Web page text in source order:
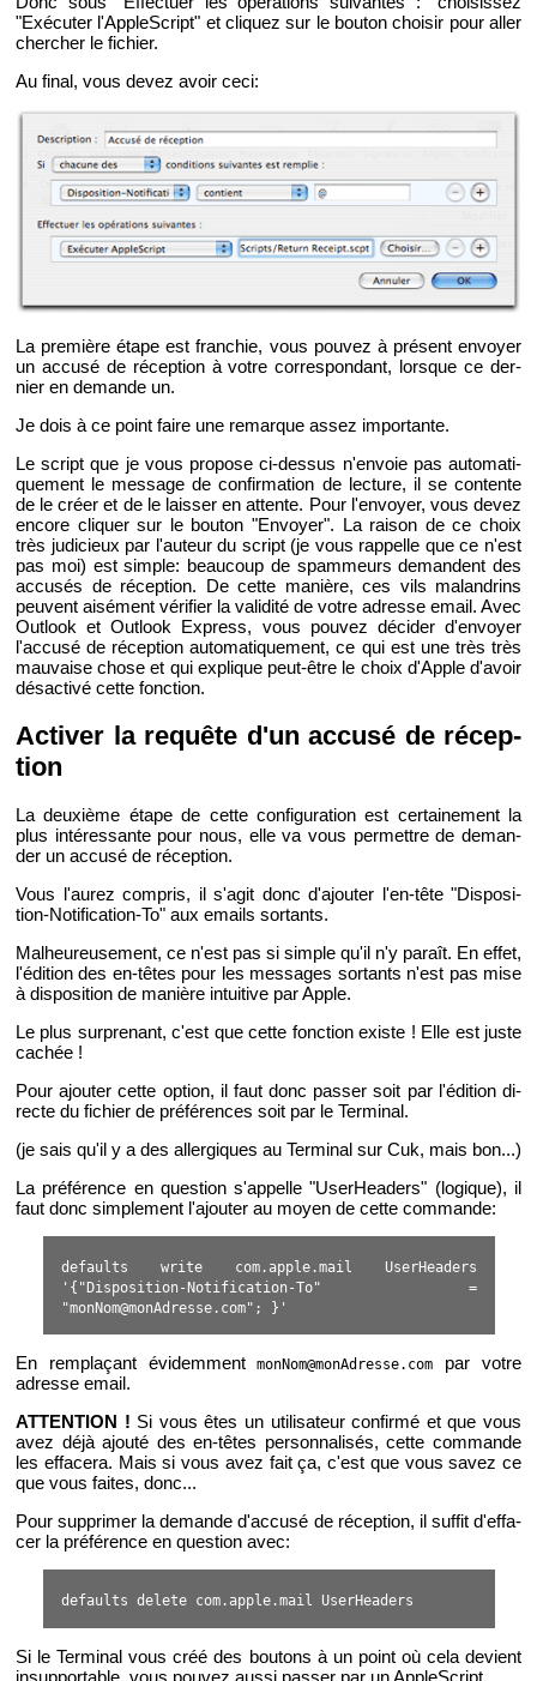
"Exé­cu­ter l'Ap­pleS­cript" et cli­quez sur le bou­ton choi­sir pour aller
cher­cher le fi­chier.
Au final, vous devez avoir ceci:
La pre­mière étape est fran­chie, vous pou­vez à pré­sent en­voyer
un ac­cusé de ré­cep­tion à votre cor­res­pon­dant, lorsque ce der­
nier en de­mande un.
Je dois à ce point faire une re­marque assez im­por­tante.
Le script que je vous pro­pose ci-des­sus n'en­voie pas au­to­ma­ti­
que­ment le mes­sage de confir­ma­tion de lec­ture, il se contente
de le créer et de le lais­ser en at­tente. Pour l'en­voyer, vous devez
en­core cli­quer sur le bou­ton "En­voyer". La rai­son de ce choix
très ju­di­cieux par l'au­teur du script (je vous rap­pelle que ce n'est
pas moi) est simple: beau­coup de spam­meurs de­mandent des
ac­cu­sés de ré­cep­tion. De cette ma­nière, ces vils ma­lan­drins
peuvent ai­sé­ment vé­ri­fier la va­li­dité de votre adresse email. Avec
Out­look et Out­look Ex­press, vous pou­vez dé­ci­der d'en­voyer
l'ac­cusé de ré­cep­tion au­to­ma­ti­que­ment, ce qui est une très très
mau­vaise chose et qui ex­plique peut-être le choix d'Apple d'avoir
désac­tivé cette fonc­tion.
Ac­ti­ver la re­quête d'un ac­cusé de ré­cep­
tion
La deuxième étape de cette confi­gu­ra­tion est cer­tai­ne­ment la
plus in­té­res­sante pour nous, elle va vous per­mettre de de­man­
der un ac­cusé de ré­cep­tion.
Vous l'au­rez com­pris, il s'agit donc d'ajou­ter l'en-tête "Dis­po­si­
tion-No­ti­fi­ca­tion-To" aux emails sor­tants.
Mal­heu­reu­se­ment, ce n'est pas si simple qu'il n'y pa­raît. En effet,
l'édi­tion des en-têtes pour les mes­sages sor­tants n'est pas mise
à dis­po­si­tion de ma­nière in­tui­tive par Apple.
Le plus sur­pre­nant, c'est que cette fonc­tion existe ! Elle est juste
ca­chée !
Pour ajou­ter cette op­tion, il faut donc pas­ser soit par l'édi­tion di­
recte du fi­chier de pré­fé­rences soit par le Ter­mi­nal.
(je sais qu'il y a des al­ler­giques au Ter­mi­nal sur Cuk, mais bon...)
La pré­fé­rence en ques­tion s'ap­pelle "Use­rHea­ders" (lo­gique), il
faut donc sim­ple­ment l'ajou­ter au moyen de cette com­mande:
defaults write com.apple.mail UserHeaders
'{"Disposition-Notification-To" =
"monNom@monAdresse.com"; }'
En rem­pla­çant évi­dem­mentmonNom@monAdresse.com
par votre
adresse email.
AT­TEN­TION ! Si vous êtes un uti­li­sa­teur confirmé et que vous
avez déjà ajouté des en-têtes per­son­na­li­sés, cette com­mande
les ef­fa­cera. Mais si vous avez fait ça, c'est que vous savez ce
que vous faites, donc...
Pour sup­pri­mer la de­mande d'ac­cusé de ré­cep­tion, il suf­fit d'ef­fa­
cer la pré­fé­rence en ques­tion avec:
defaults delete com.apple.mail UserHeaders
Si le Ter­mi­nal vous créé des bou­tons à un point où cela de­vient
in­sup­por­table, vous pou­vez aussi pas­ser par un Ap­pleS­cript.